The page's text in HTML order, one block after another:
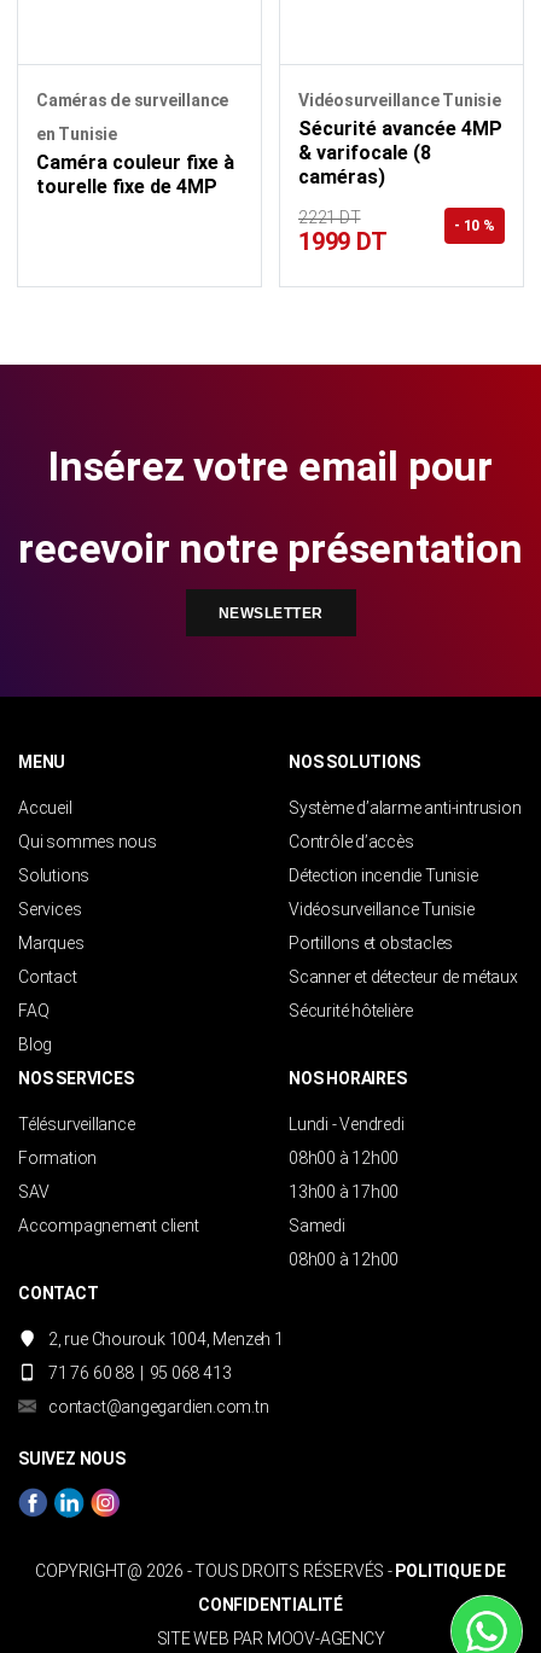
Caméras de surveillance
en Tunisie
Caméra couleur fixe à
tourelle fixe de 4MP
Vidéosurveillance Tunisie
Sécurité avancée 4MP
& varifocale (8
caméras)
2221 DT
1999 DT
- 10 %
Insérez votre email pour
recevoir notre présentation
NEWSLETTER
MENU
Accueil
Qui sommes nous
Solutions
Services
Marques
Contact
FAQ
Blog
NOS SOLUTIONS
Système d’alarme anti-intrusion
Contrôle d’accès
Détection incendie Tunisie
Vidéosurveillance Tunisie
Portillons et obstacles
Scanner et détecteur de métaux
Sécurité hôtelière
NOS SERVICES
Télésurveillance
Formation
SAV
Accompagnement client
NOS HORAIRES
Lundi - Vendredi
08h00 à 12h00
13h00 à 17h00
Samedi
08h00 à 12h00
CONTACT
2, rue Chourouk 1004, Menzeh 1
71 76 60 88
95 068 413
contact@angegardien.com.tn
SUIVEZ NOUS
COPYRIGHT@ 2026 - TOUS DROITS RÉSERVÉS - POLITIQUE DE
CONFIDENTIALITÉ
SITE WEB PAR MOOV-AGENCY